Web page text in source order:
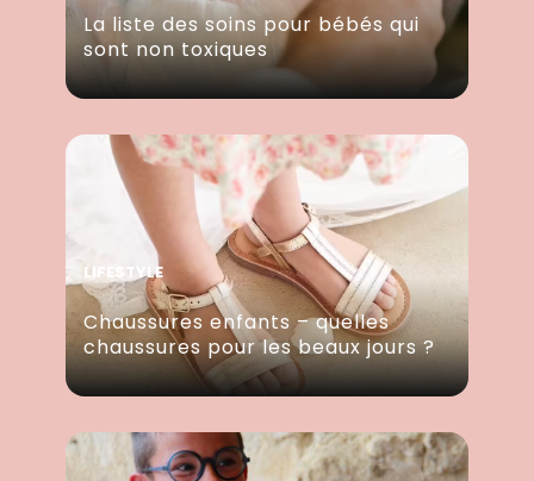
La liste des soins pour bébés qui
sont non toxiques
LIFESTYLE
Chaussures enfants – quelles
chaussures pour les beaux jours ?